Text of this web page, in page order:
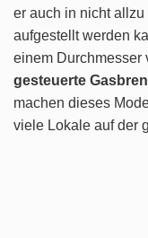
er auch in nicht
aufgestellt werden
einem Durchmesser
gesteuerte
machen dieses
viele Lokale auf der